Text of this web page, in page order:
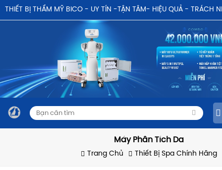
THIẾT BỊ THẨM MỸ BICO - UY TÍN -TẬN TÂM- HIỆU QUẢ - TRÁCH
Máy Phân Tích Da
Trang Chủ Thiết Bị Spa Chính Hãng